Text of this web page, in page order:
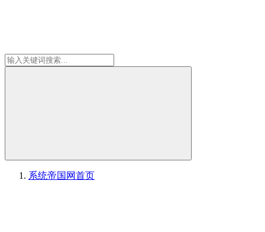
系统帝国网首页